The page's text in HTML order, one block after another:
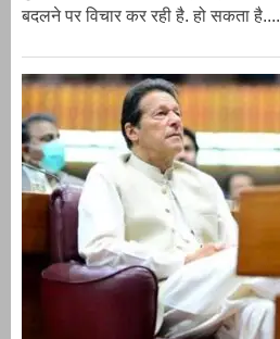
बदलने पर विचार कर रही है. हो सकता है....